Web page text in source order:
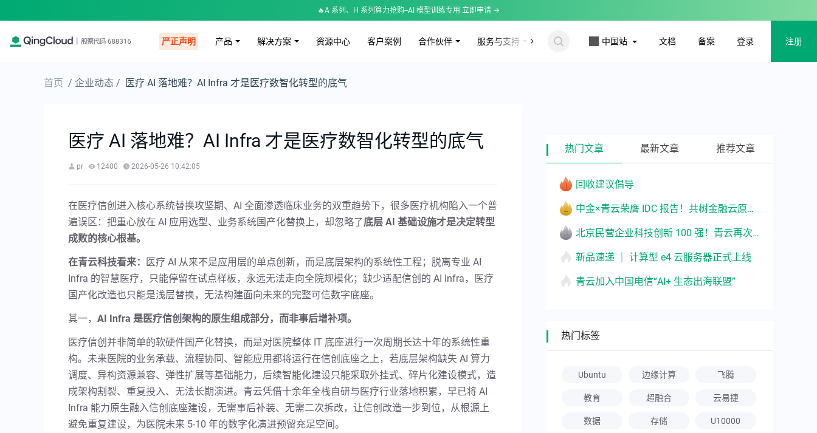
🔥A 系列、H 系列算力抢购--AI 模型训练专用 立即申请 →
严正声明 产品 解决方案 资源中心 客户案例 合作伙伴 服务与支持 更多 中国站 文档 备案 登录 注册
首页 / 企业动态 / 医疗 AI 落地难？AI Infra 才是医疗数智化转型的底气
医疗 AI 落地难？AI Infra 才是医疗数智化转型的底气
pr 12400 2026-05-26 10:42:05
在医疗信创进入核心系统替换攻坚期、AI 全面渗透临床业务的双重趋势下，很多医疗机构陷入一个普
遍误区：把重心放在 AI 应用选型、业务系统国产化替换上，却忽略了底层 AI 基础设施才是决定转型
成败的核心根基。
在青云科技看来：
医疗 AI 从来不是应用层的单点创新，而是底层架构的系统性工程；脱离专业 AI
Infra 的智慧医疗，只能停留在试点样板，永远无法走向全院规模化；缺少适配信创的 AI Infra，医疗
国产化改造也只能是浅层替换，无法构建面向未来的完整可信数字底座。
其一， AI Infra 是医疗信创架构的原生组成部分，而非事后增补项。
医疗信创并非简单的软硬件国产化替换，而是对医院整体 IT 底座进行一次周期长达十年的系统性重
构。未来医院的业务承载、流程协同、智能应用都将运行在信创底座之上，若底层架构缺失 AI 算力
调度、异构资源兼容、弹性扩展等基础能力，后续智能化建设只能采取外挂式、碎片化建设模式，造
成架构割裂、重复投入、无法长期演进。青云凭借十余年全栈自研与医疗行业落地积累，早已将 AI
Infra 能力原生融入信创底座建设，无需事后补装、无需二次拆改，让信创改造一步到位，从根源上
避免重复建设，为医院未来 5-10 年的数字化演进预留充足空间。
热门文章 最新文章 推荐文章
回收建议倡导
中金×青云荣膺 IDC 报告！共树金融云原生转型标杆
北京民营企业科技创新 100 强！青云再次入选
新品速递 ｜ 计算型 e4 云服务器正式上线
青云加入中国电信“AI+ 生态出海联盟”
热门标签
Ubuntu 边缘计算 飞腾
教育 超融合 云易捷
数据 存储 U10000